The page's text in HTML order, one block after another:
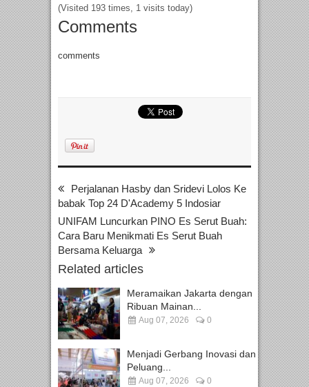
(Visited 193 times, 1 visits today)
Comments
comments
Perjalanan Hasby dan Sridevi Lolos Ke
babak Top 24 D'Academy 5 Indosiar
UNIFAM Luncurkan PINO Es Serut Buah:
Cara Baru Menikmati Es Serut Buah
Bersama Keluarga
Related articles
Meramaikan Jakarta dengan
Ribuan Mainan...
Aug 07, 2026 0
Menjadi Gerbang Inovasi dan
Peluang...
Aug 07, 2026 0